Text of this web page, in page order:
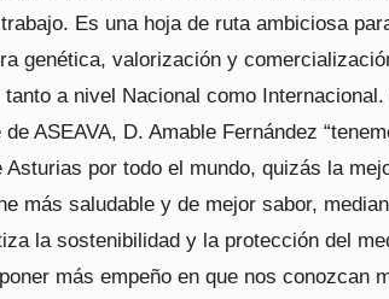
Es una hoja de ruta ambiciosa
genética, valorización y
a nivel Nacional como
de ASEAVA, D. Amable Fernández
Asturias por todo el mundo, quizás la
más saludable y de mejor sabor,
la sostenibilidad y la protección del
más empeño en que nos conozcan